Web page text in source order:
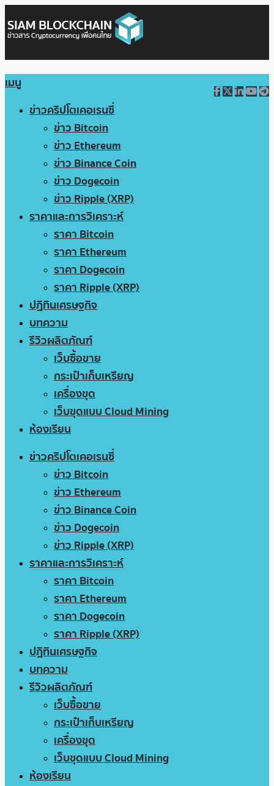
เมนู
ข่าวคริปโตเคอเรนซี่
ข่าว Bitcoin
ข่าว Ethereum
ข่าว Binance Coin
ข่าว Dogecoin
ข่าว Ripple (XRP)
ราคาและการวิเคราะห์
ราคา Bitcoin
ราคา Ethereum
ราคา Dogecoin
ราคา Ripple (XRP)
ปฏิทินเศรษฐกิจ
บทความ
รีวิวผลิตภัณฑ์
เว็บซื้อขาย
กระเป๋าเก็บเหรียญ
เครื่องขุด
เว็บขุดแบบ Cloud Mining
ห้องเรียน
ข่าวคริปโตเคอเรนซี่
ข่าว Bitcoin
ข่าว Ethereum
ข่าว Binance Coin
ข่าว Dogecoin
ข่าว Ripple (XRP)
ราคาและการวิเคราะห์
ราคา Bitcoin
ราคา Ethereum
ราคา Dogecoin
ราคา Ripple (XRP)
ปฏิทินเศรษฐกิจ
บทความ
รีวิวผลิตภัณฑ์
เว็บซื้อขาย
กระเป๋าเก็บเหรียญ
เครื่องขุด
เว็บขุดแบบ Cloud Mining
ห้องเรียน